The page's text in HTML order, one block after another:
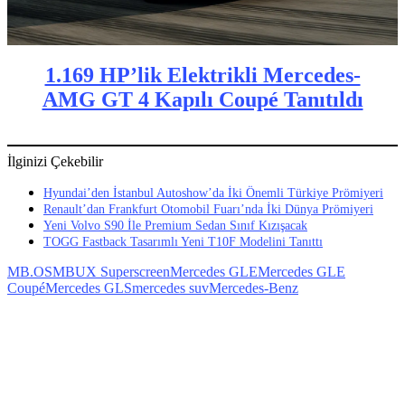
1.169 HP’lik Elektrikli Mercedes-
AMG GT 4 Kapılı Coupé Tanıtıldı
İlginizi Çekebilir
Hyundai’den İstanbul Autoshow’da İki Önemli Türkiye Prömiyeri
Renault’dan Frankfurt Otomobil Fuarı’nda İki Dünya Prömiyeri
Yeni Volvo S90 İle Premium Sedan Sınıf Kızışacak
TOGG Fastback Tasarımlı Yeni T10F Modelini Tanıttı
MB.OSMBUX SuperscreenMercedes GLEMercedes GLE
CoupéMercedes GLSmercedes suvMercedes-Benz